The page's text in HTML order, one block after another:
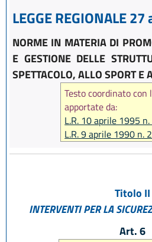
LEGGE REGIONALE
NORME IN MATERIA DI
E GESTIONE DELLE
SPETTACOLO, ALLO SPORT E
Testo coordinato con
apportate da:
L.R. 10 aprile 1995
L.R. 9 aprile 1990 n.
Titolo II
INTERVENTI PER LA
Art. 6